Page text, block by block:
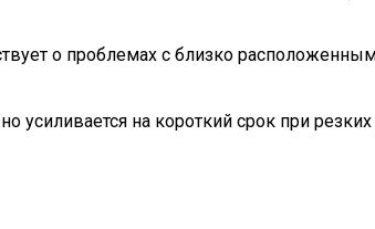
о проблемах с близко
усиливается на короткий срок при